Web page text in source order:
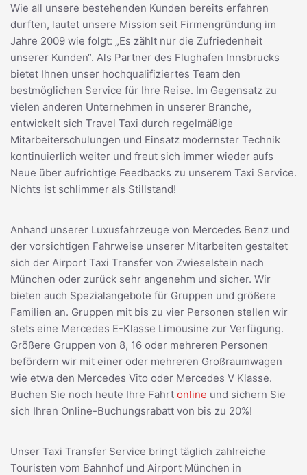
Wie all unsere bestehenden Kunden bereits erfahren
durften, lautet unsere Mission seit Firmengründung im
Jahre 2009 wie folgt: „Es zählt nur die Zufriedenheit
unserer Kunden“. Als Partner des Flughafen Innsbrucks
bietet Ihnen unser hochqualifiziertes Team den
bestmöglichen Service für Ihre Reise. Im Gegensatz zu
vielen anderen Unternehmen in unserer Branche,
entwickelt sich Travel Taxi durch regelmäßige
Mitarbeiterschulungen und Einsatz modernster Technik
kontinuierlich weiter und freut sich immer wieder aufs
Neue über aufrichtige Feedbacks zu unserem Taxi Service.
Nichts ist schlimmer als Stillstand!
Anhand unserer Luxusfahrzeuge von Mercedes Benz und
der vorsichtigen Fahrweise unserer Mitarbeiten gestaltet
sich der Airport Taxi Transfer von Zwieselstein nach
München oder zurück sehr angenehm und sicher. Wir
bieten auch Spezialangebote für Gruppen und größere
Familien an. Gruppen mit bis zu vier Personen stellen wir
stets eine Mercedes E-Klasse Limousine zur Verfügung.
Größere Gruppen von 8, 16 oder mehreren Personen
befördern wir mit einer oder mehreren Großraumwagen
wie etwa den Mercedes Vito oder Mercedes V Klasse.
Buchen Sie noch heute Ihre Fahrt online und sichern Sie
sich Ihren Online-Buchungsrabatt von bis zu 20%!
Unser Taxi Transfer Service bringt täglich zahlreiche
Touristen vom Bahnhof und Airport München in